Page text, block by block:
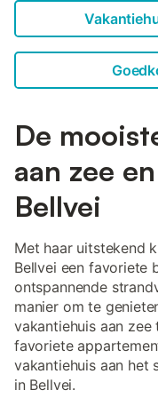
De
aan zee
Bellvei
Met haar uitstekend
Bellvei een favoriete
ontspannende
manier om te
vakantiehuis aan zee
favoriete
vakantiehuis aan het
in Bellvei.